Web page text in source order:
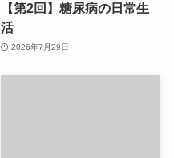
【第2回】糖尿病の日常生
活
2026年7月29日